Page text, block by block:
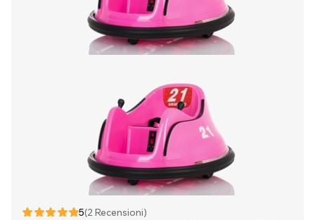
5(2 Recensioni)